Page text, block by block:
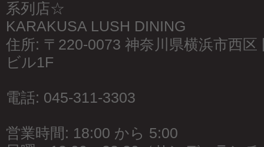
系列店☆
KARAKUSA LUSH DINING
住所: 〒220-0073 神奈川県横浜市西区
ビル1F
電話: 045-311-3303
営業時間: 18:00 から 5:00